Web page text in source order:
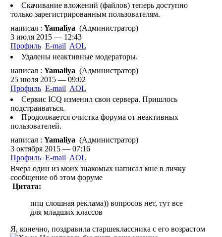
Скачивание вложений (файлов) теперь доступно
только зарегистрированным пользователям.
написал : Yamaliya (Администратор)
3 июля 2015 — 12:43
Профиль E-mail AOL
Удалены неактивные модераторы.
написал : Yamaliya (Администратор)
25 июля 2015 — 09:02
Профиль E-mail AOL
Сервис ICQ изменил свои сервера. Пришлось
подстраиваться.
Продолжается очистка форума от неактивных
пользователей.
написал : Yamaliya (Администратор)
3 октября 2015 — 07:16
Профиль E-mail AOL
Вчера один из моих знакомых написал мне в личку
сообщение об этом форуме
Цитата:
ппц слошная реклама)) вопросов нет, тут все
для младших классов
Я, конечно, поздравила старшеклассника с его возрастом